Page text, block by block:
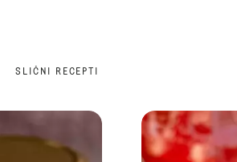
SLIČNI RECEPTI